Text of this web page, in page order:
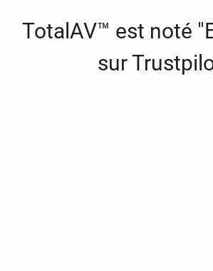
TotalAV™ est noté
sur